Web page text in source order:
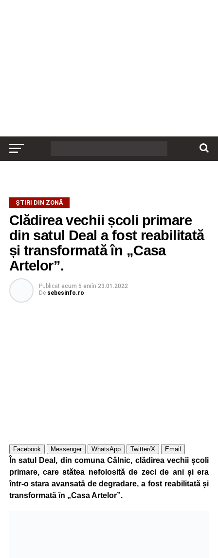
ȘTIRI DIN ZONĂ
Clădirea vechii școli primare
din satul Deal a fost reabilitată
și transformată în „Casa
Artelor”.
Publicat acum 5 aniîn 23.01.2022
De sebesinfo.ro
Facebook Messenger WhatsApp Twitter/X Email
În satul Deal, din comuna Câlnic, clădirea vechii școli
primare, care stătea nefolosită de zeci de ani și era
într-o stara avansată de degradare, a fost reabilitată și
transformată în „Casa Artelor”.